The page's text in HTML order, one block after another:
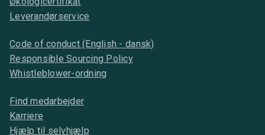
Leverandørservice
Code of conduct (English - dansk)
Responsible Sourcing Policy
Whistleblower-ordning
Find medarbejder
Karriere
Hjælp til selvhjælp